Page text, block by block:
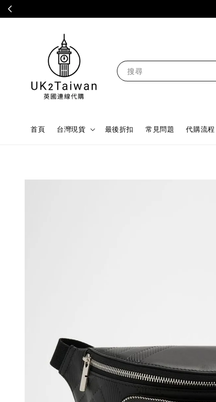
搜尋
首頁 台灣現貨 最後折扣 常見問題 代購流程